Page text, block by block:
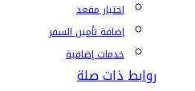
اختيار مقعد
إضافة تأمين السفر
خدمات إضافية
روابط ذات صلة